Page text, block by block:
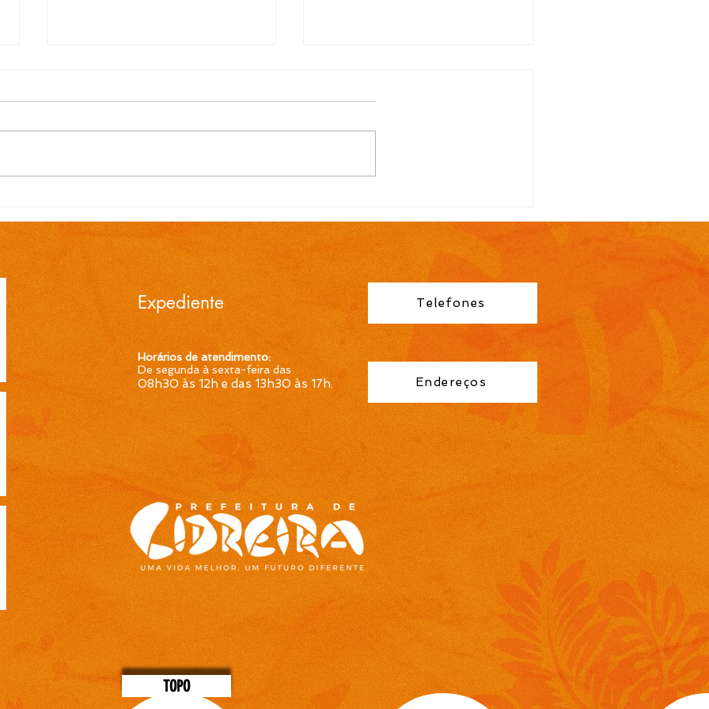
temporário de Professor
Ensino Fundamental 1ª a
4ª Séries é publicada pela
Prefeitura de Cidreira
temporário de Professor
Ensino Fundamental 1ª a
4ª Séries é publicada pela
Prefeitura de Cidreira
Expediente
Horários de atendimento:
De segunda à sexta-feira das
08h30 às 12h e das 13h30 às 17h.
Telefones
Endereços
TOPO